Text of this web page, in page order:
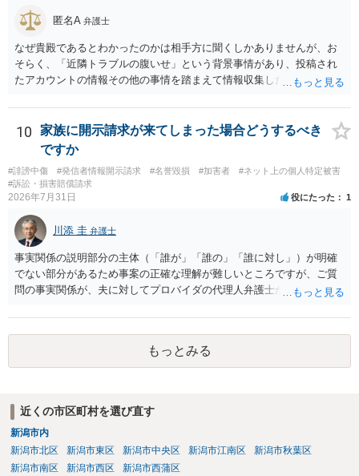
匿名A 弁護士
なぜ貴殿であるとわかったのかは相手方に聞くしかありませんが、お
そらく、「近隣トラブルの腹いせ」という背景事情があり、投稿され
たアカウントの情報その他の事情を踏まえて情報収集した結果、この
貴殿が投稿した事実を認めてしまったことで「答え合わせ」になって
しまったのではないでしょうか。 相手方の動きについても、相手方次
第ですので何とも言えません。公開の場で回答するには情報が乏し
く、ここで詳細を明らかにすることは事案の特定に繋がってしまうの
で、弁護士へ直接相談した方がよいです。
10
家族に開示請求が来てしまった場合どうするべき
ですか
#誹謗中傷 #発信者情報開示請求 #名誉毀損 #加害者
#ネット上の個人特定被害
#訴訟・損害賠償請求
2026年7月31日 役にたった 1
川添 圭 弁護士
事実関係の説明部分の主体（「誰が」「誰の」「誰に対し」）が明確
でない部分があるため事案の正確な理解が難しいところですが、ご質
問の事実関係が、夫に対してプロバイダの代理人弁護士から発信者情
情報として夫の氏名と住所が開示され、開示請求者（の代理人弁護
士）が、夫に対して内容証明郵便を送ったり訴訟の提起がなされたり
する可能性があるように思われます。この場合は、開示請求者（とあ
る女性？）の代理人弁護士へ、実は投稿者があなたであるという内容
を入れた「相手方の法律事務所」というのがプロバイダの代理人の事
務所であるのか、それとも開示請求者の代理人の事務所なのかが不明
ですが、もし前者であれば、書類の再送要請にはあまり意味はなく、
一方、後者であるなら、夫を被告として提訴に至る可能性も考える必
要が出てきます。 あなたと夫との夫婦関係の状況（別居中なのか、夫
もっとみる
近くの市区町村を選び直す
新潟市内
新潟市北区
新潟市東区 新潟市中央区 新潟市江南区
新潟市秋葉区
新潟市南区
新潟市西区 新潟市西蒲区